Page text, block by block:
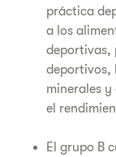
práctica
a los
deportivas,
deportivos,
minerales
el
El grupo B